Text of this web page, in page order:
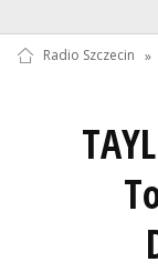
Radio Szczecin »